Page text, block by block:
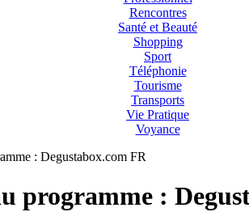
Rencontres
Santé et Beauté
Shopping
Sport
Téléphonie
Tourisme
Transports
Vie Pratique
Voyance
: Degustabox.com FR
programme :